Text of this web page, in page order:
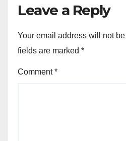
Leave a Reply
Your email address will not
fields are marked *
Comment*